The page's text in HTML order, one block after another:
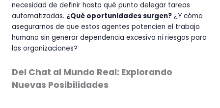
necesidad de definir hasta qué punto delegar tareas
automatizadas. ¿Qué oportunidades surgen?¿Y cómo
asegurarnos de que estos agentes potencien el trabajo
humano sin generar dependencia excesiva ni riesgos para
las organizaciones?
Del Chat al Mundo Real: Explorando
Nuevas Posibilidades